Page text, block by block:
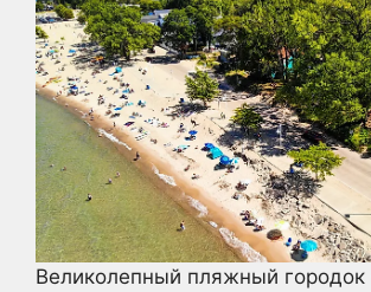
Великолепный пляжный городок